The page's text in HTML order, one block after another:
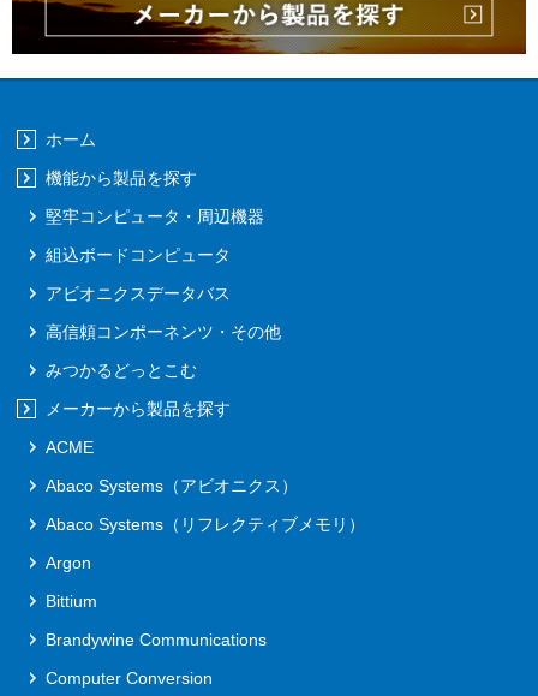
ホーム
機能から製品を探す
堅牢コンピュータ・周辺機器
組込ボードコンピュータ
アビオニクスデータバス
高信頼コンポーネンツ・その他
みつかるどっとこむ
メーカーから製品を探す
ACME
Abaco Systems（アビオニクス）
Abaco Systems（リフレクティブメモリ）
Argon
Bittium
Brandywine Communications
Computer Conversion